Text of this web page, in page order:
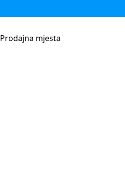
Prodajna mjesta